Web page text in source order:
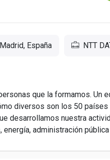
España NTT
que la formamos. Un
diversos son los 50
desarrollamos nuestra
administración pública